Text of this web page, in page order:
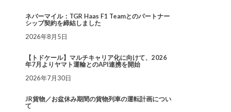
ネバーマイル：TGR Haas F1 Teamとのパートナー
シップ契約を締結しました
2026年8月5日
【トドケール】マルチキャリア化に向けて、2026
年7月よりヤマト運輸とのAPI連携を開始
2026年7月30日
JR貨物／お盆休み期間の貨物列車の運転計画につい
て